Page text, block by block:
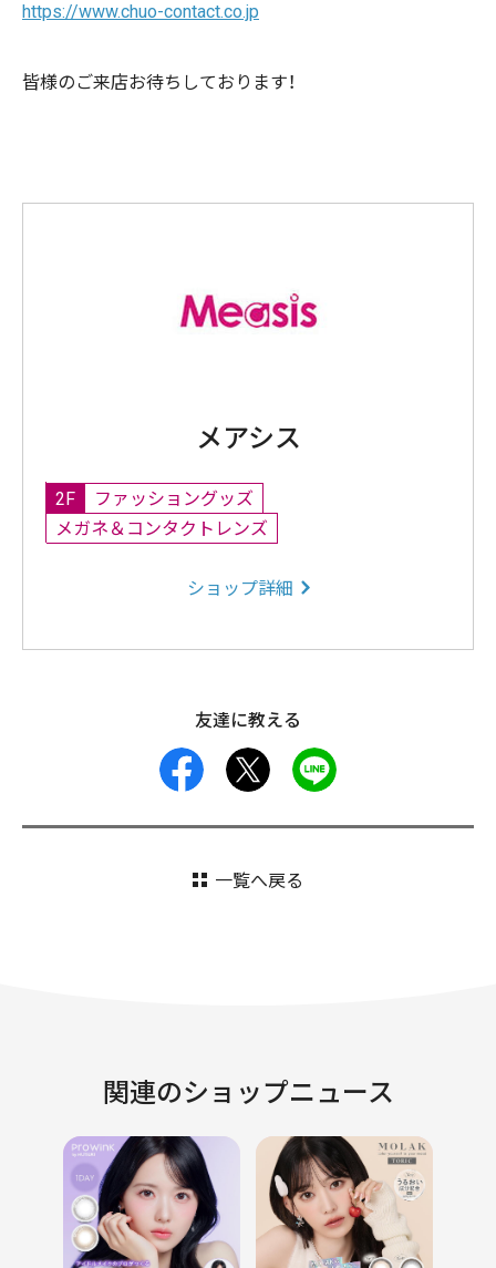
https://www.chuo-contact.co.jp
皆様のご来店お待ちしております！
メアシス
2F
ファッショングッズ
メガネ＆コンタクトレンズ
ショップ詳細
友達に教える
facebook
一覧へ戻る
関連のショップニュース